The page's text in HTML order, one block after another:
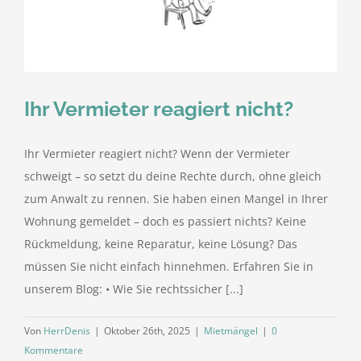
Blog
Impressum
Datenschutzerklärung
Ihr Vermieter reagiert nicht?
Ihr Vermieter reagiert nicht? Wenn der Vermieter
schweigt – so setzt du deine Rechte durch, ohne gleich
zum Anwalt zu rennen. Sie haben einen Mangel in Ihrer
Wohnung gemeldet – doch es passiert nichts? Keine
Rückmeldung, keine Reparatur, keine Lösung? Das
müssen Sie nicht einfach hinnehmen. Erfahren Sie in
unserem Blog: • Wie Sie rechtssicher [...]
Von HerrDenis | Oktober 26th, 2025 | Mietmängel | 0
Kommentare